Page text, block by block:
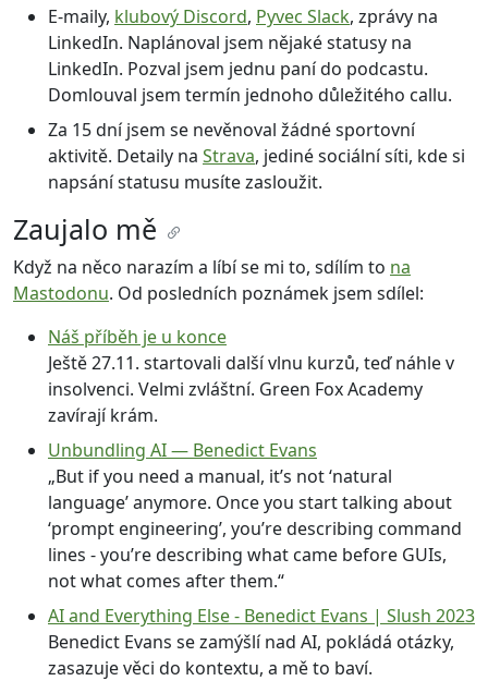
E-maily, klubový Discord, Pyvec Slack, zprávy na
LinkedIn. Naplánoval jsem nějaké statusy na
LinkedIn. Pozval jsem jednu paní do podcastu.
Domlouval jsem termín jednoho důležitého callu.
Za 15 dní jsem se nevěnoval žádné sportovní
aktivitě. Detaily na Strava, jediné sociální síti, kde si
napsání statusu musíte zasloužit.
Zaujalo mě
Když na něco narazím a líbí se mi to, sdílím to na
Mastodonu. Od posledních poznámek jsem sdílel:
Náš příběh je u konce
Ještě 27.11. startovali další vlnu kurzů, teď náhle v
insolvenci. Velmi zvláštní. Green Fox Academy
zavírají krám.
Unbundling AI — Benedict Evans
„But if you need a manual, it’s not ‘natural
language’ anymore. Once you start talking about
‘prompt engineering’, you’re describing command
lines - you’re describing what came before GUIs,
not what comes after them.“
AI and Everything Else - Benedict Evans | Slush 2023
Benedict Evans se zamýšlí nad AI, pokládá otázky,
zasazuje věci do kontextu, a mě to baví.